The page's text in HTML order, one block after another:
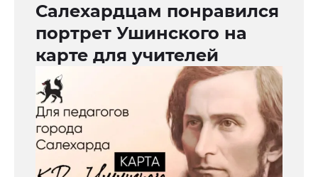
Салехардцам понравился
портрет Ушинского на
карте для учителей